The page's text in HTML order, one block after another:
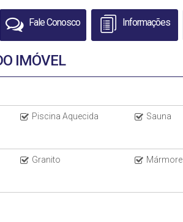
Fale Conosco Informações
IMÓVEL
Piscina Aquecida Sauna
Granito Mármore